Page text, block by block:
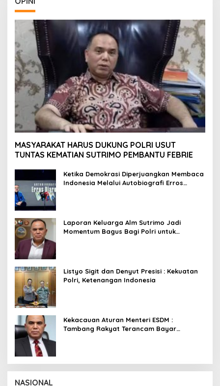
MASYARAKAT HARUS DUKUNG POLRI USUT
TUNTAS KEMATIAN SUTRIMO PEMBANTU FEBRIE
Ketika Demokrasi Diperjuangkan Membaca
Indonesia Melalui Autobiografi Erros
Laporan Keluarga Alm Sutrimo Jadi
Momentum Bagus Bagi Polri untuk
Listyo Sigit dan Denyut Presisi : Kekuatan
Polri, Ketenangan Indonesia
Kekacauan Aturan Menteri ESDM :
Tambang Rakyat Terancam Bayar
NASIONAL